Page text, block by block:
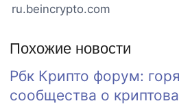
ru.beincrypto.com
Похожие новости
Рбк Крипто форум:
сообщества о